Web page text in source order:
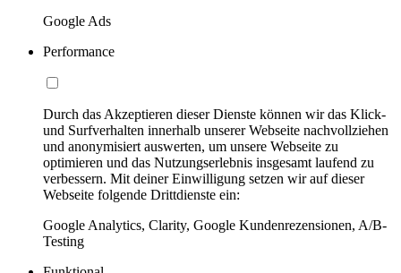
Google Ads
Performance
Durch das Akzeptieren dieser Dienste können wir das Klick-
und Surfverhalten innerhalb unserer Webseite nachvollziehen
und anonymisiert auswerten, um unsere Webseite zu
optimieren und das Nutzungserlebnis insgesamt laufend zu
verbessern. Mit deiner Einwilligung setzen wir auf dieser
Webseite folgende Drittdienste ein:
Google Analytics, Clarity, Google Kundenrezensionen, A/B-
Testing